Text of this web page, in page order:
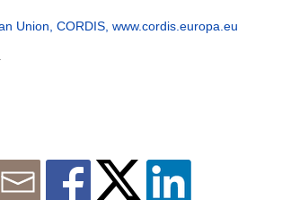
Union, CORDIS, www.cordis.europa.eu